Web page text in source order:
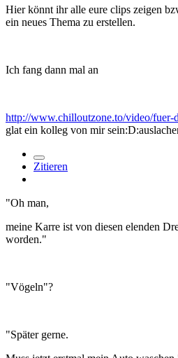
Hier könnt ihr alle eure clips zeigen
ein neues Thema zu erstellen.
Ich fang dann mal an
http://www.chilloutzone.to/video/fuer-
glat ein kolleg von mir
Zitieren
"Oh man,
meine Karre ist von diesen elenden
worden."
"Vögeln"?
"Später gerne.